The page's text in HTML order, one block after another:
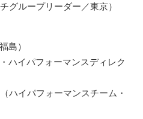
グループリーダー／東京）
島）
ハイパフォーマンスディレク
ハイパフォーマンスチーム・